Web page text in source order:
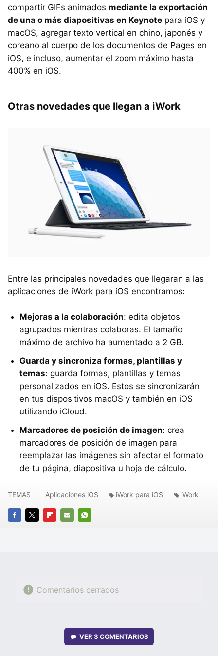
compartir GIFs animados mediante la exportación
de una o más diapositivas en Keynote para iOS y
macOS, agregar texto vertical en chino, japonés y
coreano al cuerpo de los documentos de Pages en
iOS, e incluso, aumentar el zoom máximo hasta
400% en iOS.
Otras novedades que llegan a iWork
Entre las principales novedades que llegaran a las
aplicaciones de iWork para iOS encontramos:
Mejoras a la colaboración: edita objetos
agrupados mientras colaboras. El tamaño
máximo de archivo ha aumentado a 2 GB.
Guarda y sincroniza formas, plantillas y
temas: guarda formas, plantillas y temas
personalizados en iOS. Estos se sincronizarán
en tus dispositivos macOS y también en iOS
utilizando iCloud.
Marcadores de posición de imagen: crea
marcadores de posición de imagen para
reemplazar las imágenes sin afectar el formato
de tu página, diapositiva u hoja de cálculo.
FACEBOOK
TWITTERFLIPBOARD
E-
WHATSAPP
TEMAS Aplicaciones iOS iWork para iOS iWork
Comentarios cerrados
VER 3 COMENTARIOS